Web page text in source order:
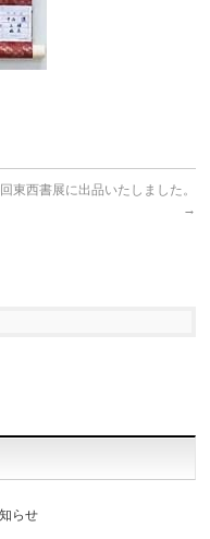
東西書展に出品いたしました。
→
らせ